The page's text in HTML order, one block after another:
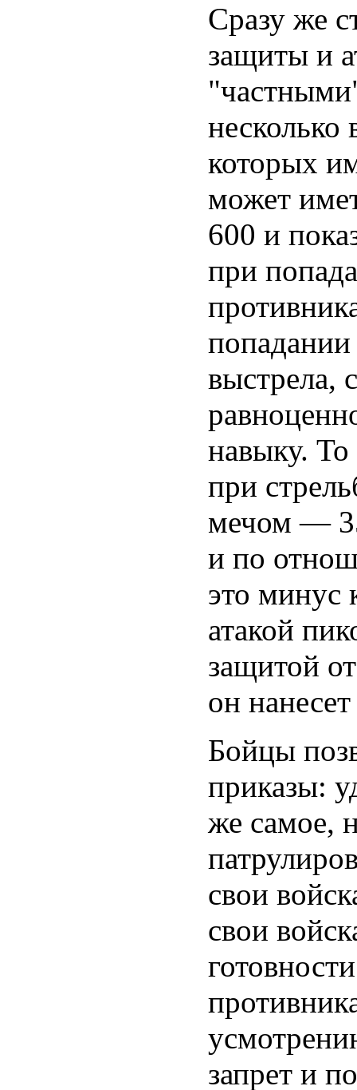
Сразу же
защиты и
которых
может
600 и
при
выстрела,
навыку. То
при
мечом —
и по
это минус
атакой
защитой
он
Бойцы
приказы:
же самое,
свои
свои
запрет и